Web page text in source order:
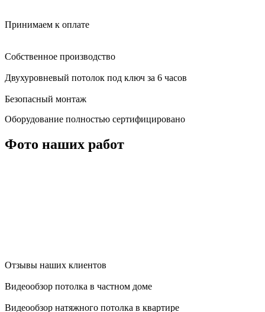
Принимаем к оплате
Собственное производство
Двухуровневый потолок под ключ за 6 часов
Безопасный монтаж
Оборудование полностью сертифицировано
Фото наших работ
Отзывы наших клиентов
Видеообзор потолка в частном доме
Видеообзор натяжного потолка в квартире